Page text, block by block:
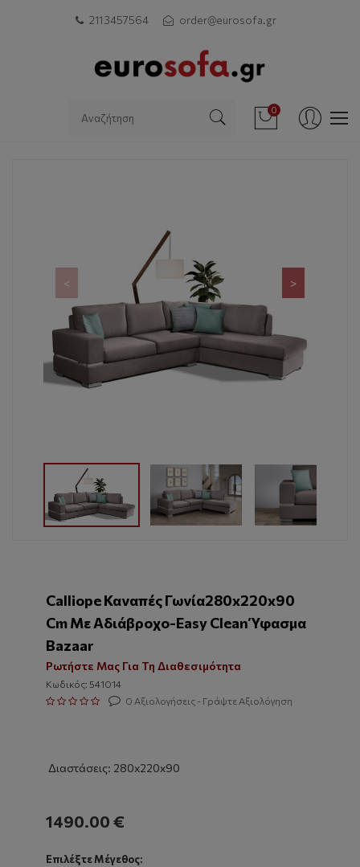
211 3457564 order@eurosofa.gr
0
< >
Calliope Καναπές Γωνία280x220x90
Cm Με Αδιάβροχο-Easy Clean Ύφασμα
Bazaar
Ρωτήστε Μας Για Τη Διαθεσιμότητα
Κωδικός: 541014
0 Αξιολογήσεις - Γράψτε Αξιολόγηση
Διαστάσεις: 280x220x90
1490.00 €
Επιλέξτε Μέγεθος: